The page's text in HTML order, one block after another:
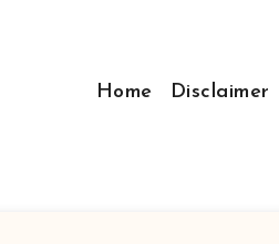
Home
Disclaimer